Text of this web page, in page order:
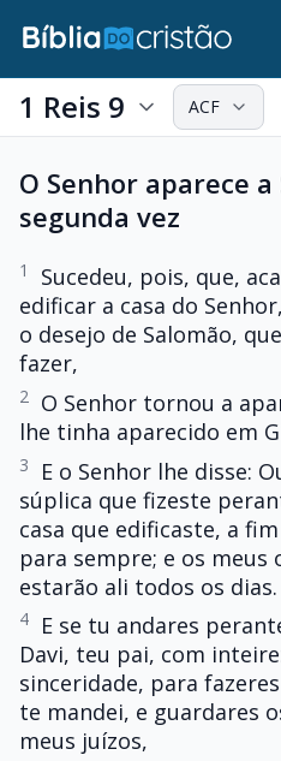
1 Reis 9 ACF
O Senhor aparece
segunda vez
1
Sucedeu, pois, que,
edificar a casa do
o desejo de Salomão,
fazer,
2
O Senhor tornou a
lhe tinha aparecido em
3
E o Senhor lhe disse:
súplica que fizeste
casa que edificaste, a
para sempre; e os meus
estarão ali todos os dias.
4
E se tu andares
Davi, teu pai, com
sinceridade, para
te mandei, e guardares
meus juízos,